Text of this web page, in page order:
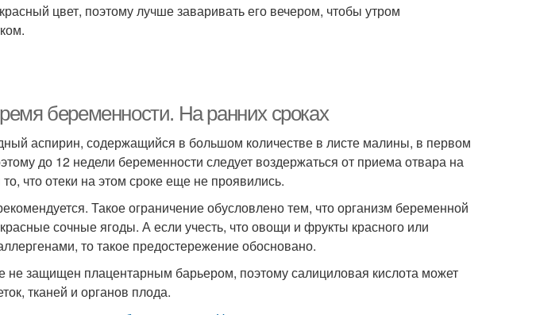
цвет, поэтому лучше заваривать его вечером, чтобы утром
беременности. На ранних сроках
аспирин, содержащийся в большом количестве в листе малины, в первом
до 12 недели беременности следует воздержаться от приема отвара на
что отеки на этом сроке еще не проявились.
Такое ограничение обусловлено тем, что организм беременной
сочные ягоды. А если учесть, что овощи и фрукты красного или
то такое предостережение обосновано.
не защищен плацентарным барьером, поэтому салициловая кислота может
тканей и органов плода.